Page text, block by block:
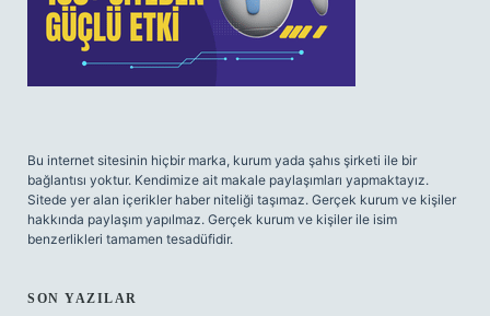
Bu internet sitesinin hiçbir marka, kurum yada şahıs şirketi ile bir
bağlantısı yoktur. Kendimize ait makale paylaşımları yapmaktayız.
Sitede yer alan içerikler haber niteliği taşımaz. Gerçek kurum ve kişiler
hakkında paylaşım yapılmaz. Gerçek kurum ve kişiler ile isim
benzerlikleri tamamen tesadüfidir.
SON YAZILAR